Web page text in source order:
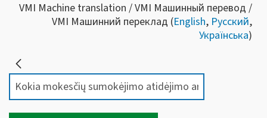
VMI Machine translation / VMI Машинный перевод /
VMI Машинний переклад (English, Русский,
Українська)